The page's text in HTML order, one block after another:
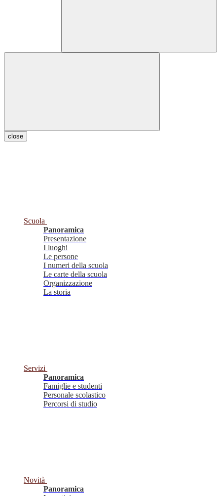
close
Scuola
Panoramica
Presentazione
I luoghi
Le persone
I numeri della scuola
Le carte della scuola
Organizzazione
La storia
Servizi
Panoramica
Famiglie e studenti
Personale scolastico
Percorsi di studio
Novità
Panoramica